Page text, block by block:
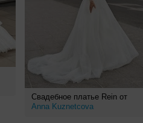
Свадебное платье Rein от
Anna Kuznetcova